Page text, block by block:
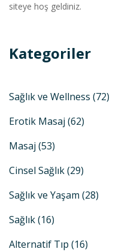
siteye hoş geldiniz.
Kategoriler
Sağlık ve Wellness (72)
Erotik Masaj (62)
Masaj (53)
Cinsel Sağlık(29)
Sağlık ve Yaşam (28)
Sağlık(16)
Alternatif Tıp (16)